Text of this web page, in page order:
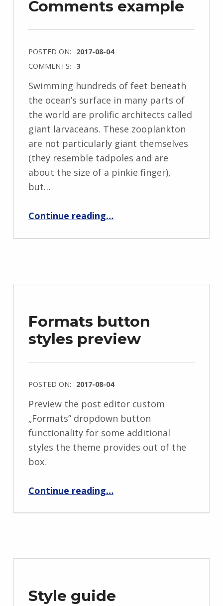
Comments example
POSTED ON: 2017-08-04
COMMENTS: 3
Swimming hundreds of feet beneath
the ocean’s surface in many parts of
the world are prolific architects called
giant larvaceans. These zooplankton
are not particularly giant themselves
(they resemble tadpoles and are
about the size of a pinkie finger),
but…
Continue reading…
Formats button
styles preview
POSTED ON: 2017-08-04
Preview the post editor custom
„Formats” dropdown button
functionality for some additional
styles the theme provides out of the
box.
Continue reading…
Style guide